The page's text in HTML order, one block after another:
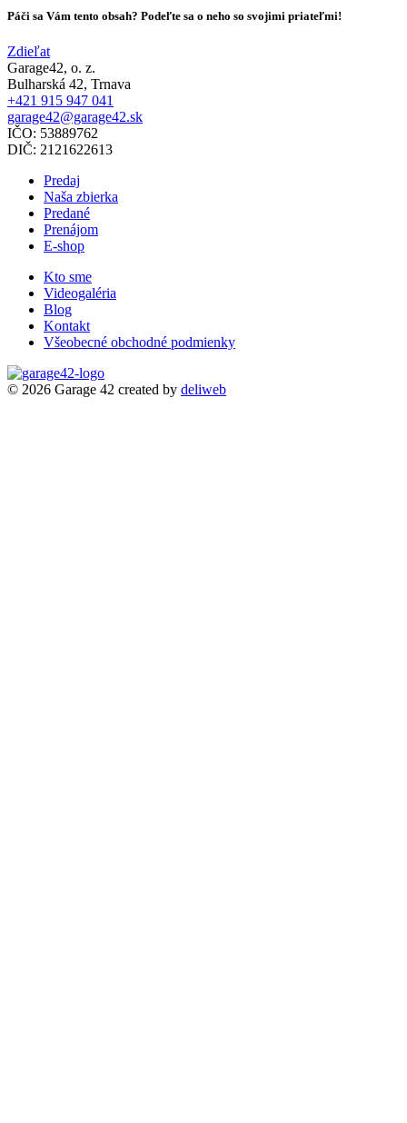
Páči sa Vám tento obsah? Podeľte sa o neho so svojimi priateľmi!
Zdieľat
Garage42, o. z.
Bulharská 42, Trnava
+421 915 947 041
garage42@garage42.sk
IČO: 53889762
DIČ: 2121622613
Predaj
Naša zbierka
Predané
Prenájom
E-shop
Kto sme
Videogaléria
Blog
Kontakt
Všeobecné obchodné podmienky
© 2026 Garage 42 created by deliweb